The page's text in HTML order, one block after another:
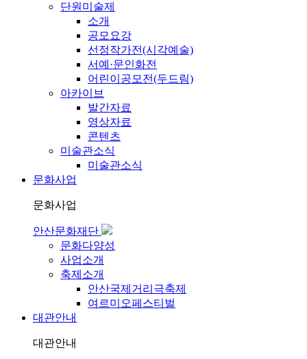
단원미술제
소개
공모요강
선정작가전(시각예술)
서예·문인화전
어린이공모전(두드림)
아카이브
발간자료
영상자료
콘텐츠
미술관소식
미술관소식
문화사업
문화사업
안산문화재단
문화다양성
사업소개
축제소개
안산국제거리극축제
여르미오페스티벌
대관안내
대관안내